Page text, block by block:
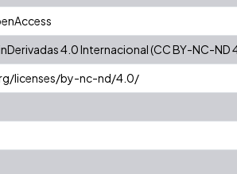
4.0 Internacional (CC BY-NC-ND
licenses/by-nc-nd/4.0/